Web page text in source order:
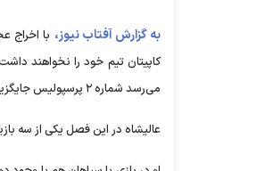
به گزارش آفتاب نیوز، با اخراج
کاپیتان تیم خود را نخواهند
می‌رسد شماره ۲ پرسپولیس جایگزین مناسبی ندارد.
عالیشاه در این فصل یکی از سه